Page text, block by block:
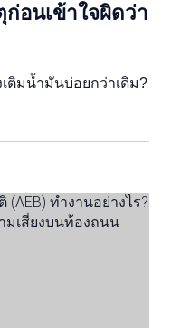
ก่อนเข้าใจผิดว่า
ติมน้ำมันบ่อยกว่าเดิม?